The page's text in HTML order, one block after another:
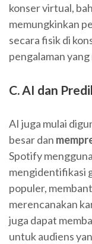
konser virtual,
memungkinkan
secara fisik di
pengalaman yang
C. AI dan
AI juga mulai
besar dan
Spotify
mengidentifikasi
populer,
merencanakan
juga dapat
untuk audiens